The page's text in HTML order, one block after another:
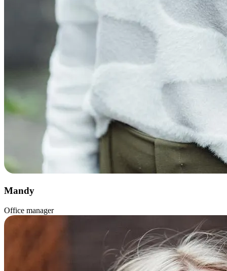
Mandy
Office manager